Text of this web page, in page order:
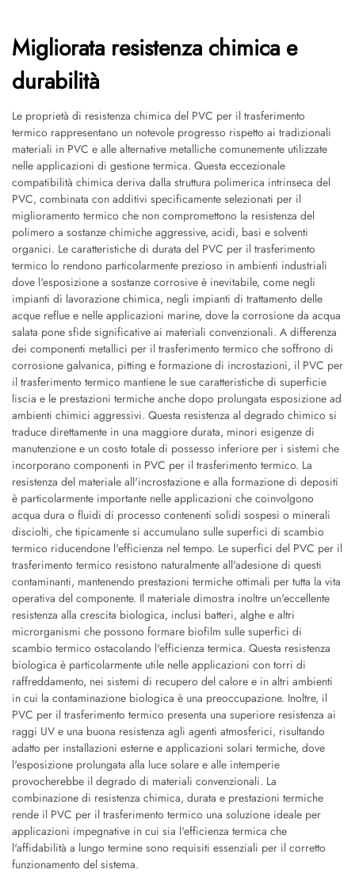
Migliorata resistenza chimica e
durabilità
Le proprietà di resistenza chimica del PVC per il trasferimento
termico rappresentano un notevole progresso rispetto ai tradizionali
materiali in PVC e alle alternative metalliche comunemente utilizzate
nelle applicazioni di gestione termica. Questa eccezionale
compatibilità chimica deriva dalla struttura polimerica intrinseca del
PVC, combinata con additivi specificamente selezionati per il
miglioramento termico che non compromettono la resistenza del
polimero a sostanze chimiche aggressive, acidi, basi e solventi
organici. Le caratteristiche di durata del PVC per il trasferimento
termico lo rendono particolarmente prezioso in ambienti industriali
dove l'esposizione a sostanze corrosive è inevitabile, come negli
impianti di lavorazione chimica, negli impianti di trattamento delle
acque reflue e nelle applicazioni marine, dove la corrosione da acqua
salata pone sfide significative ai materiali convenzionali. A differenza
dei componenti metallici per il trasferimento termico che soffrono di
corrosione galvanica, pitting e formazione di incrostazioni, il PVC per
il trasferimento termico mantiene le sue caratteristiche di superficie
liscia e le prestazioni termiche anche dopo prolungata esposizione ad
ambienti chimici aggressivi. Questa resistenza al degrado chimico si
traduce direttamente in una maggiore durata, minori esigenze di
manutenzione e un costo totale di possesso inferiore per i sistemi che
incorporano componenti in PVC per il trasferimento termico. La
resistenza del materiale all'incrostazione e alla formazione di depositi
è particolarmente importante nelle applicazioni che coinvolgono
acqua dura o fluidi di processo contenenti solidi sospesi o minerali
disciolti, che tipicamente si accumulano sulle superfici di scambio
termico riducendone l'efficienza nel tempo. Le superfici del PVC per il
trasferimento termico resistono naturalmente all'adesione di questi
contaminanti, mantenendo prestazioni termiche ottimali per tutta la vita
operativa del componente. Il materiale dimostra inoltre un'eccellente
resistenza alla crescita biologica, inclusi batteri, alghe e altri
microrganismi che possono formare biofilm sulle superfici di
scambio termico ostacolando l'efficienza termica. Questa resistenza
biologica è particolarmente utile nelle applicazioni con torri di
raffreddamento, nei sistemi di recupero del calore e in altri ambienti
in cui la contaminazione biologica è una preoccupazione. Inoltre, il
PVC per il trasferimento termico presenta una superiore resistenza ai
raggi UV e una buona resistenza agli agenti atmosferici, risultando
adatto per installazioni esterne e applicazioni solari termiche, dove
l'esposizione prolungata alla luce solare e alle intemperie
provocherebbe il degrado di materiali convenzionali. La
combinazione di resistenza chimica, durata e prestazioni termiche
rende il PVC per il trasferimento termico una soluzione ideale per
applicazioni impegnative in cui sia l'efficienza termica che
l'affidabilità a lungo termine sono requisiti essenziali per il corretto
funzionamento del sistema.